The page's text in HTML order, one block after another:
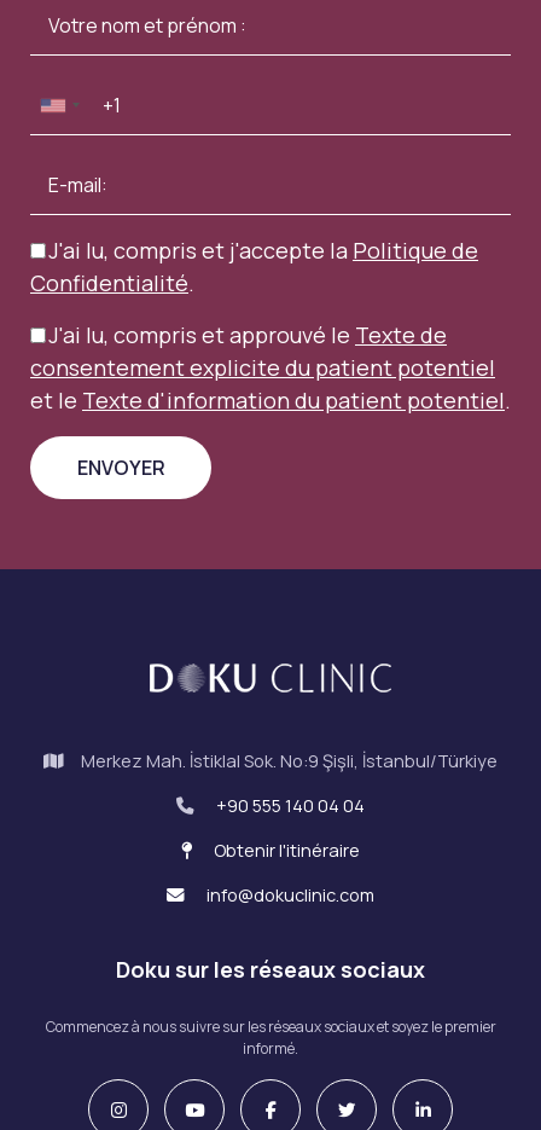
J'ai lu, compris et j'accepte la Politique de
Confidentialité.
J'ai lu, compris et approuvé le Texte de
consentement explicite du patient potentiel
et le Texte d'information du patient potentiel.
Merkez Mah. İstiklal Sok. No:9 Şişli, İstanbul/Türkiye
+90 555 140 04 04
Obtenir l'itinéraire
info@dokuclinic.com
Doku sur les réseaux sociaux
Commencez à nous suivre sur les réseaux sociaux et soyez le premier
informé.